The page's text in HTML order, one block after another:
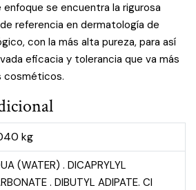
se encuentra la rigurosa
referencia en dermatología de
con la más alta pureza, para así
eficacia y tolerancia que va más
cosméticos.
kg
(WATER) . DICAPRYLYL
. DIBUTYL ADIPATE. CI